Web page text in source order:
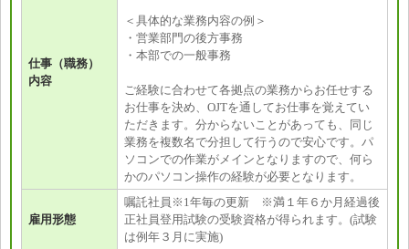
仕事（職務）
内容
＜具体的な業務内容の例＞
・営業部門の後方事務
・本部での一般事務
ご経験に合わせて各拠点の業務からお任せする
お仕事を決め、OJTを通してお仕事を覚えてい
ただきます。分からないことがあっても、同じ
業務を複数名で分担して行うので安心です。パ
ソコンでの作業がメインとなりますので、何ら
かのパソコン操作の経験が必要となります。
雇用形態
嘱託社員※1年毎の更新 ※満１年６か月経過後
正社員登用試験の受験資格が得られます。(試験
は例年３月に実施)